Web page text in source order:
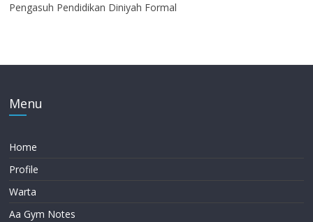
Pengasuh Pendidikan Diniyah Formal
Menu
Home
Profile
Warta
Aa Gym Notes